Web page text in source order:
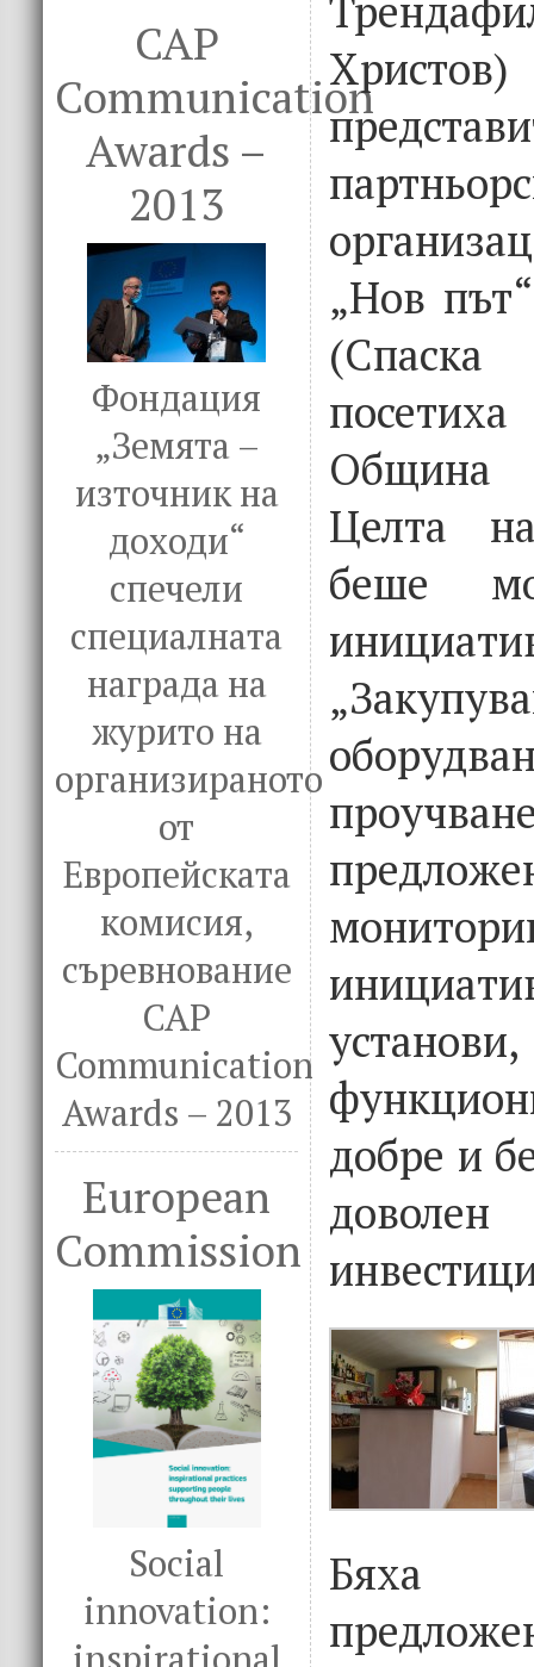
CAP
Communication
Awards –
2013
Фондация
„Земята –
източник на
доходи“
спечели
специалната
награда на
журито на
организираното
от
Европейската
комисия,
съревнование
CAP
Communication
Awards – 2013
European
Commission
Social
innovation:
„Нов
Община
Целта
беше
добре и
Бяха